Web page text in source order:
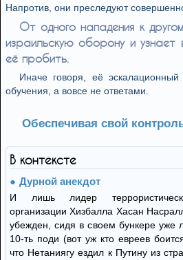
Напротив, они преследуют
От одного нападения к
израильскую оборону и
её пробить.
Иначе говоря, её
обучения, а вовсе не ответами.
Обеспечивая свой
В контексте
Дурной анекдот
И лишь лидер
организации Хизбалла Хасан
убежден, сидя в своем бункере уже
10-ть поди (вот уж кто евреев
что Нетаниягу ездил к Путину из